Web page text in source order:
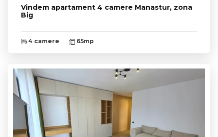
Vindem apartament 4 camere Manastur, zona
Big
4 camere 65mp